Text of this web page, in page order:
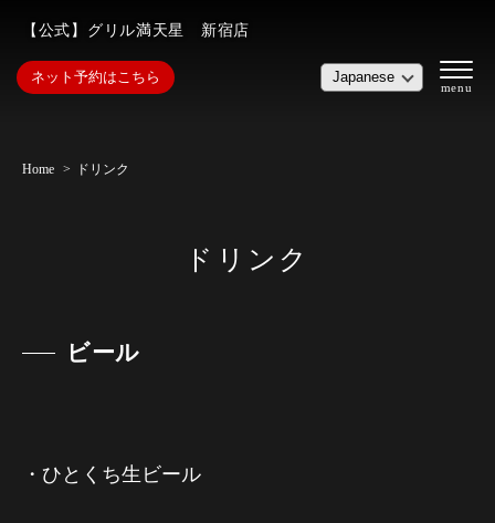
【公式】グリル満天星 新宿店
ネット予約はこちら
Home ドリンク
ドリンク
ビール
・ひとくち生ビール